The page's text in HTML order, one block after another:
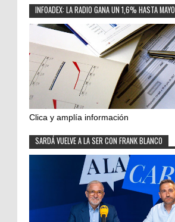
INFOADEX: LA RADIO GANA UN 1,6% HASTA MAYO
Clica y amplía información
SARDÁ VUELVE A LA SER CON FRANK BLANCO